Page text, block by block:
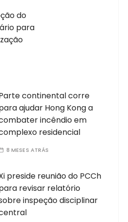
do
para
continental corre
ajudar Hong Kong a
incêndio em
residencial
8 MESES ATRÁS
preside reunião do PCCh
revisar relatório
inspeção disciplinar